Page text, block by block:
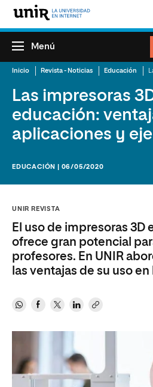
Menú
Inicio Revista - Noticias Educación
Las impresoras
educación:
aplicaciones y
EDUCACIÓN | 06/05/2020
UNIR REVISTA
El uso de impresoras 3D
ofrece gran potencial
profesores. En UNIR
las ventajas de su uso en